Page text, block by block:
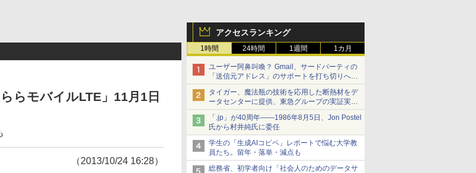
アクセスランキング
1時間 24時間 1週間 1カ月
ユーザー阿鼻叫喚？ Gmail、サードパーティの
「送信元アドレス」のサポートを打ち切りへ
【やじうまWatch】
タイガー、魔法瓶の技術を応用した断熱材をデ
ータセンターに提供、東急グループの実証実験
で 「ステンレス密封真空断熱パネル TIVIP」
「.jp」が40周年――1986年8月5日、Jon Postel
氏から村井純氏に委任
学生の「生成AIコピペ」レポートで悩む大学教
員たち。留年・落単・減点も
総務省、初学者向け「社会人のためのデータサ
らモバイルLTE」11月1日
（2013/10/24 16:28）